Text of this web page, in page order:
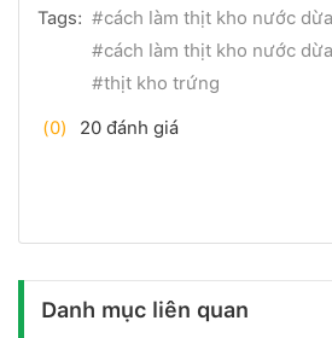
Tags: #cách làm thịt kho nước dừa
#cách làm thịt kho nước
#thịt kho trứng
(0) 20 đánh giá
Danh mục liên quan